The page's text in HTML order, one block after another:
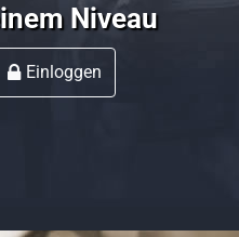
Niveau
Einloggen